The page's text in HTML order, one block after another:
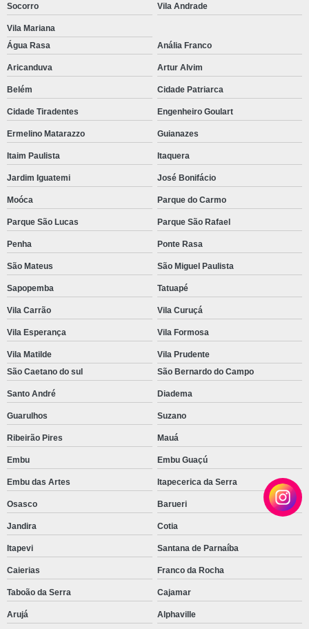
Socorro Vila Andrade
Vila Mariana
Água Rasa
Anália Franco
Aricanduva Artur Alvim
Belém Cidade Patriarca
Cidade Tiradentes Engenheiro Goulart
Ermelino Matarazzo Guianazes
Itaim Paulista Itaquera
Jardim Iguatemi José Bonifácio
Moóca Parque do Carmo
Parque São Lucas Parque São Rafael
Penha Ponte Rasa
São Mateus São Miguel Paulista
Sapopemba Tatuapé
Vila Carrão Vila Curuçá
Vila Esperança Vila Formosa
Vila Matilde
Vila Prudente
São Caetano do sul
São Bernardo do Campo
Santo André Diadema
Guarulhos Suzano
Ribeirão Pires Mauá
Embu Embu Guaçú
Embu das Artes Itapecerica da Serra
Osasco Barueri
Jandira Cotia
Itapevi Santana de Parnaíba
Caierias Franco da Rocha
Taboão da Serra Cajamar
Arujá Alphaville